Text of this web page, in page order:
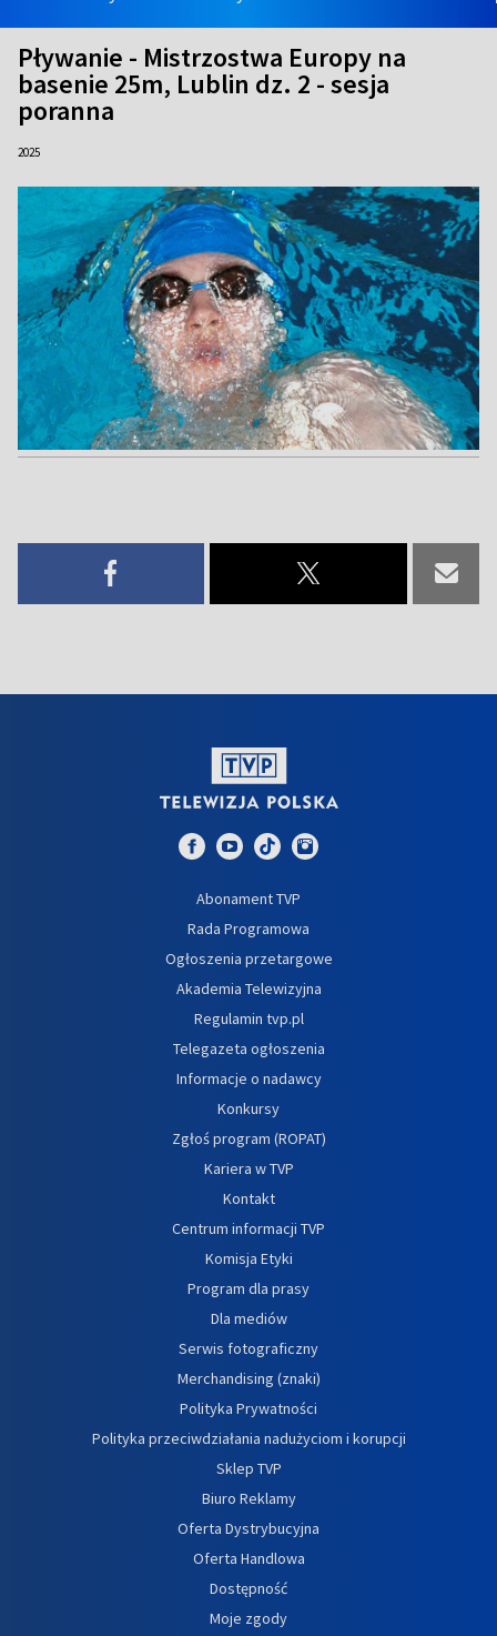
Pływanie - Mistrzostwa Europy na
basenie 25m, Lublin dz. 2 - sesja
poranna
2025
Abonament TVP
Rada Programowa
Ogłoszenia przetargowe
Akademia Telewizyjna
Regulamin tvp.pl
Telegazeta ogłoszenia
Informacje o nadawcy
Konkursy
Zgłoś program (ROPAT)
Kariera w TVP
Kontakt
Centrum informacji TVP
Komisja Etyki
Program dla prasy
Dla mediów
Serwis fotograficzny
Merchandising (znaki)
Polityka Prywatności
Polityka przeciwdziałania nadużyciom i korupcji
Sklep TVP
Biuro Reklamy
Oferta Dystrybucyjna
Oferta Handlowa
Dostępność
Moje zgody